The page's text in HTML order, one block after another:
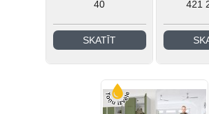
40
SKATĪT
421
Metāla mēbeles darbam (268)
Metāla mēbeles mantu
uzglabāšanai (34)
Medicīnas un laboratoriju
Industriālā stila mēbeles (21)